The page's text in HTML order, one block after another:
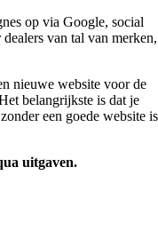
op via Google, social
van tal van merken,
nieuwe website voor de
belangrijkste is dat je
een goede website is
uitgaven.